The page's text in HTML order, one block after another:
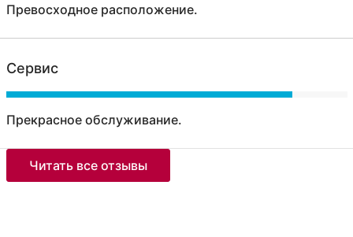
Превосходное расположение.
Сервис
Прекрасное обслуживание.
Читать все отзывы